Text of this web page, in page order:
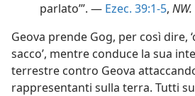
parlato’”. — Ezec. 39:1-5, NW.
Geova prende Gog, per così dire,
sacco’, mentre conduce la sua
terrestre contro Geova
rappresentanti sulla terra. Tutti